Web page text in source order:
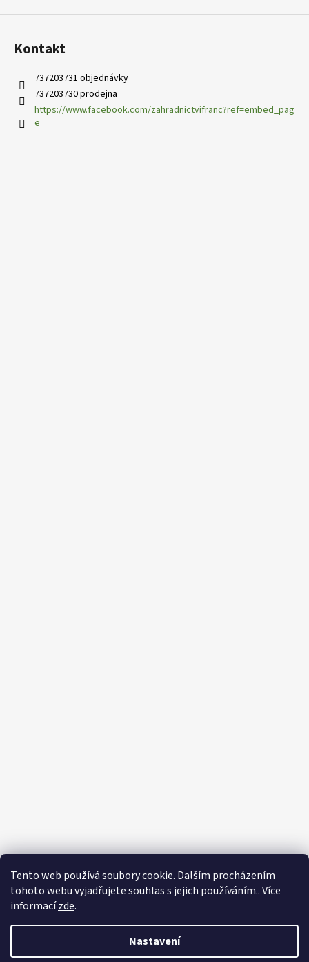
Tento web používá soubory cookie. Dalším procházením
tohoto webu vyjadřujete souhlas s jejich používáním.. Více
informacízde.
Nastavení
Kontakt
737203731 objednávky
737203730 prodejna
https://www.facebook.com/zahradnictvifranc?ref=embed_pag
e